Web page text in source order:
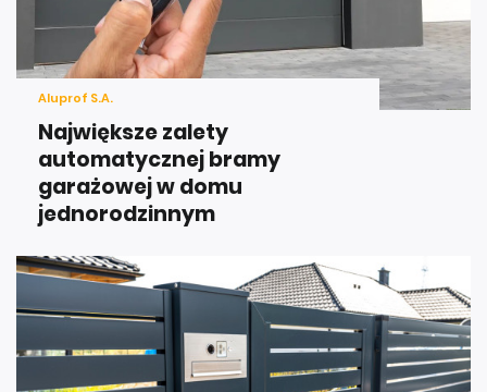
Aluprof S.A.
Największe zalety
automatycznej bramy
garażowej w domu
jednorodzinnym